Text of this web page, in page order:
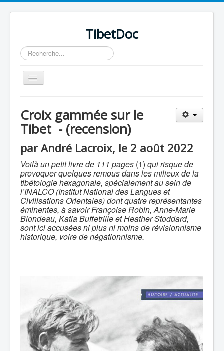
TibetDoc
Rechercher
Basculer
la
Croix gammée sur le
Tibet - (recension)
par André Lacroix, le 2 août 2022
Voilà un petit livre de 111 pages (1) qui risque de
provoquer quelques remous dans les milieux de la
tibétologie hexagonale, spécialement au sein de
l’INALCO (Institut National des Langues et
Civilisations Orientales) dont quatre représentantes
éminentes, à savoir Françoise Robin, Anne-Marie
Blondeau, Katia Buffetrille et Heather Stoddard,
sont ici accusées ni plus ni moins de révisionnisme
historique, voire de négationnisme.